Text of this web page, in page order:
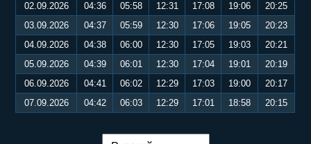
02.09.2026
04:36 05:58 12:31 17:08 19:06
20:25
03.09.2026
04:37 05:59 12:30 17:06 19:05
20:23
04.09.2026
04:38 06:00 12:30 17:05 19:03
20:21
05.09.2026
04:39 06:01 12:30 17:04 19:01
20:19
06.09.2026
04:41 06:02 12:29 17:03 19:00
20:17
07.09.2026
04:42 06:03 12:29 17:01 18:58 20:15